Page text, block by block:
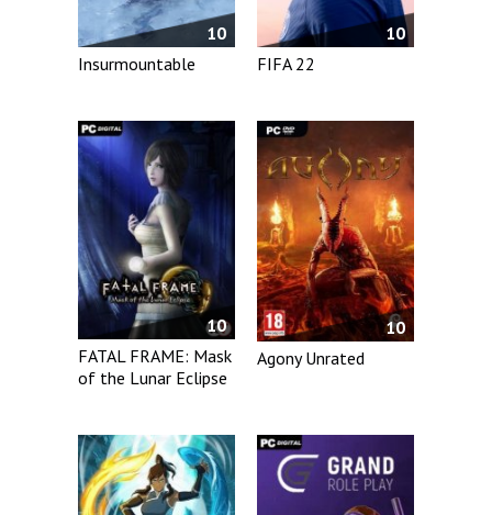
10
Insurmountable
10
FIFA 22
10
FATAL FRAME: Mask
of the Lunar Eclipse
10
Agony Unrated